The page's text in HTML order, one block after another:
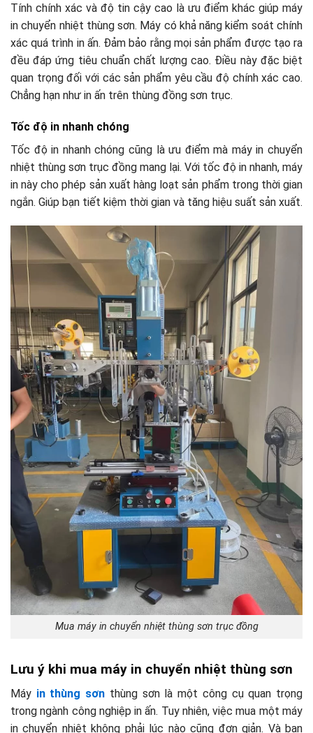
Tính chính xác và độ tin cậy cao là ưu điểm khác giúp máy
in chuyển nhiệt thùng sơn. Máy có khả năng kiểm soát chính
xác quá trình in ấn. Đảm bảo rằng mọi sản phẩm được tạo ra
đều đáp ứng tiêu chuẩn chất lượng cao. Điều này đặc biệt
quan trọng đối với các sản phẩm yêu cầu độ chính xác cao.
Chẳng hạn như in ấn trên thùng đồng sơn trục.
Tốc độ in nhanh chóng
Tốc độ in nhanh chóng cũng là ưu điểm mà máy in chuyển
nhiệt thùng sơn trục đồng mang lại. Với tốc độ in nhanh, máy
in này cho phép sản xuất hàng loạt sản phẩm trong thời gian
ngắn. Giúp bạn tiết kiệm thời gian và tăng hiệu suất sản xuất.
Mua máy in chuyển nhiệt thùng sơn trục đồng
Lưu ý khi mua máy in chuyển nhiệt thùng sơn
Máy in thùng sơn thùng sơn là một công cụ quan trọng
trong ngành công nghiệp in ấn. Tuy nhiên, việc mua một máy
in chuyển nhiệt không phải lúc nào cũng đơn giản. Và bạn